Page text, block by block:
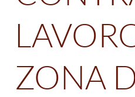
ZONA